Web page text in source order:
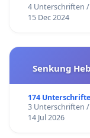
4 Unterschriften /
15 Dec 2024
Senkung
174
3 Unterschriften /
14 Jul 2026